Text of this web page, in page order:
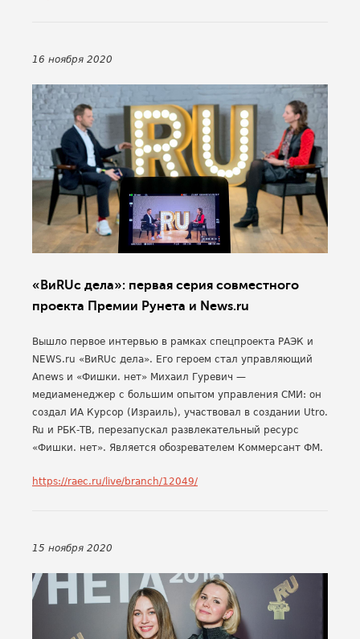
16 ноября 2020
«ВиRUс дела»: первая серия совместного
проекта Премии Рунета и News.ru
Вышло первое интервью в рамках спецпроекта РАЭК и
NEWS.ru «ВиRUс дела». Его героем стал управляющий
Anews и «Фишки. нет» Михаил Гуревич —
медиаменеджер с большим опытом управления СМИ: он
создал ИА Курсор (Израиль), участвовал в создании Utro.
Ru и РБК-ТВ, перезапускал развлекательный ресурс
«Фишки. нет». Является обозревателем Коммерсант ФМ.
https://raec.ru/live/branch/12049/
15 ноября 2020